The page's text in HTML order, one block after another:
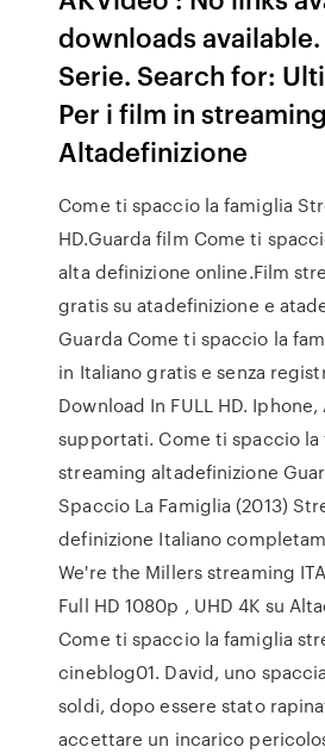
downloads
Serie. Search for:
Per i film in
Altadefinizione
Come ti spaccio la famiglia
HD.Guarda film Come ti
alta definizione online.Film
gratis su atadefinizione e
Guarda Come ti spaccio la
in Italiano gratis e senza
Download In FULL HD.
supportati. Come ti spaccio la
streaming altadefinizione
Spaccio La Famiglia (2013)
definizione Italiano
We're the Millers streaming
Full HD 1080p , UHD 4K su
Come ti spaccio la famiglia
cineblog01. David, uno
soldi, dopo essere stato
accettare un incarico